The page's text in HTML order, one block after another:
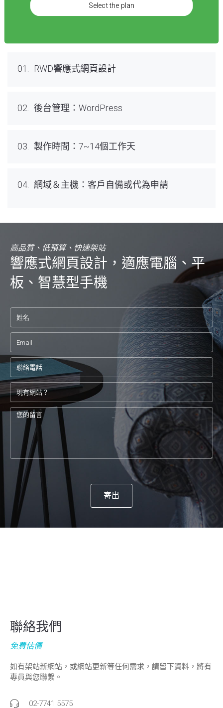
Select the plan
01. RWD響應式網頁設計
02. 後台管理：WordPress
03. 製作時間：7~14個工作天
04. 網域＆主機：客戶自備或代為申請
高品質、低預算、快速架站
響應式網頁設計，適應電腦、平
板、智慧型手機
寄出
聯絡我們
免費估價
如有架站新網站，或網站更新等任何需求，請留下資料，將有
專員與您聯繫。
02-7741 5575